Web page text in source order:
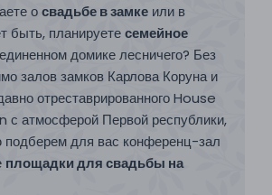
освадьбе в замке или в
быть, планируетесемейное
домике лесничего? Без
залов замков Карлова Коруна и
отреставрированного House
атмосферой Первой республики,
для вас конференц-зал
площадки для свадьбы на